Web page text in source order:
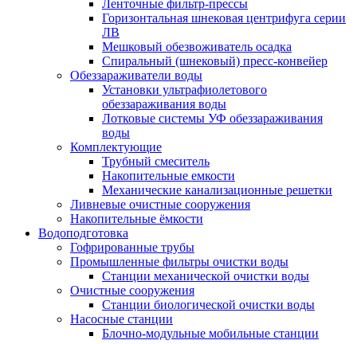
Ленточные фильтр-прессы
Горизонтальная шнековая центрифуга серии
ЛВ
Мешковый обезвоживатель осадка
Спиральный (шнековый) пресс-конвейер
Обеззараживатели воды
Установки ультрафиолетового
обеззараживания воды
Лотковые системы УФ обеззараживания
воды
Комплектующие
Трубный смеситель
Накопительные емкости
Механические канализационные решетки
Ливневые очистные сооружения
Накопительные ёмкости
Водоподготовка
Гофрированные трубы
Промышленные фильтры очистки воды
Станции механической очистки воды
Очистные сооружения
Станции биологической очистки воды
Насосные станции
Блочно-модульные мобильные станции